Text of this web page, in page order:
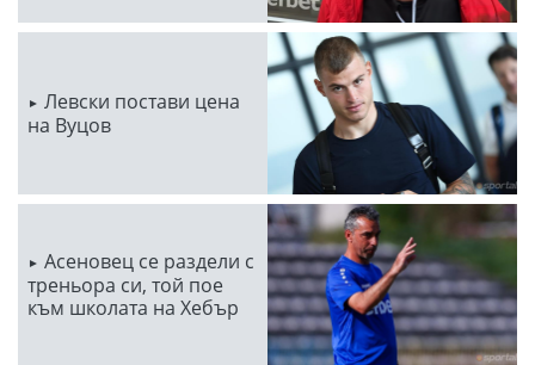
Левски постави цена
на Вуцов
Асеновец се раздели с
треньора си, той пое
към школата на Хебър